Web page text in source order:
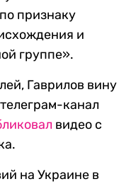
признаку
и
группе».
Гаврилов вину
канал
видео с
на Украине в